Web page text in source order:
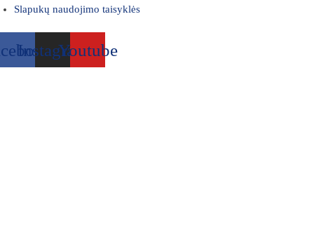
Slapukų naudojimo taisyklės
InstagramYoutube